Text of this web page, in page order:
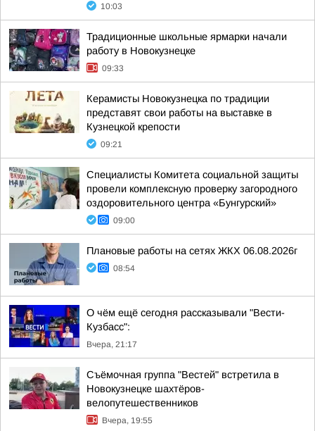
10:03
Традиционные школьные ярмарки начали
работу в Новокузнецке
09:33
Керамисты Новокузнецка по традиции
представят свои работы на выставке в
Кузнецкой крепости
09:21
Специалисты Комитета социальной защиты
провели комплексную проверку загородного
оздоровительного центра «Бунгурский»
09:00
Плановые работы на сетях ЖКХ 06.08.2026г
08:54
О чём ещё сегодня рассказывали "Вести-
Кузбасс":
Вчера, 21:17
Съёмочная группа "Вестей" встретила в
Новокузнецке шахтёров-
велопутешественников
Вчера, 19:55